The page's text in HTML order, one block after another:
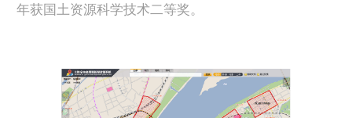
年获国土资源科学技术二等奖。